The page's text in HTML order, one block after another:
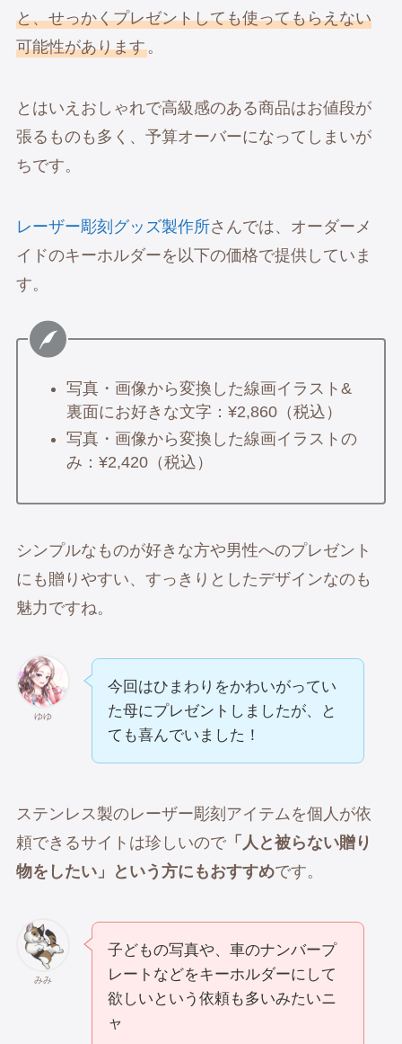
と、せっかくプレゼントしても使ってもらえない
可能性があります。
とはいえおしゃれで高級感のある商品はお値段が
張るものも多く、予算オーバーになってしまいが
ちです。
レーザー彫刻グッズ製作所さんでは、オーダーメ
イドのキーホルダーを以下の価格で提供していま
す。
写真・画像から変換した線画イラスト&
裏面にお好きな文字：¥2,860（税込）
写真・画像から変換した線画イラストの
み：¥2,420（税込）
シンプルなものが好きな方や男性へのプレゼント
にも贈りやすい、すっきりとしたデザインなのも
魅力ですね。
ゆゆ
今回はひまわりをかわいがってい
た母にプレゼントしましたが、と
ても喜んでいました！
ステンレス製のレーザー彫刻アイテムを個人が依
頼できるサイトは珍しいので「人と被らない贈り
物をしたい」という方にもおすすめです。
みみ
子どもの写真や、車のナンバープ
レートなどをキーホルダーにして
欲しいという依頼も多いみたいニ
ャ